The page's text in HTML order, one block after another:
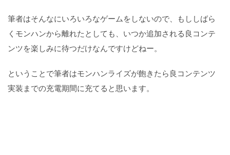
筆者はそんなにいろいろなゲームをしないので、もししばら
くモンハンから離れたとしても、いつか追加される良コンテ
ンツを楽しみに待つだけなんですけどねー。
ということで筆者はモンハンライズが飽きたら良コンテンツ
実装までの充電期間に充てると思います。